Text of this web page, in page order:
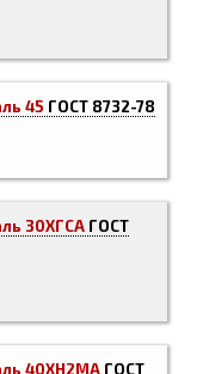
45 ГОСТ 8732-78
30ХГСА ГОСТ
40ХН2МА ГОСТ